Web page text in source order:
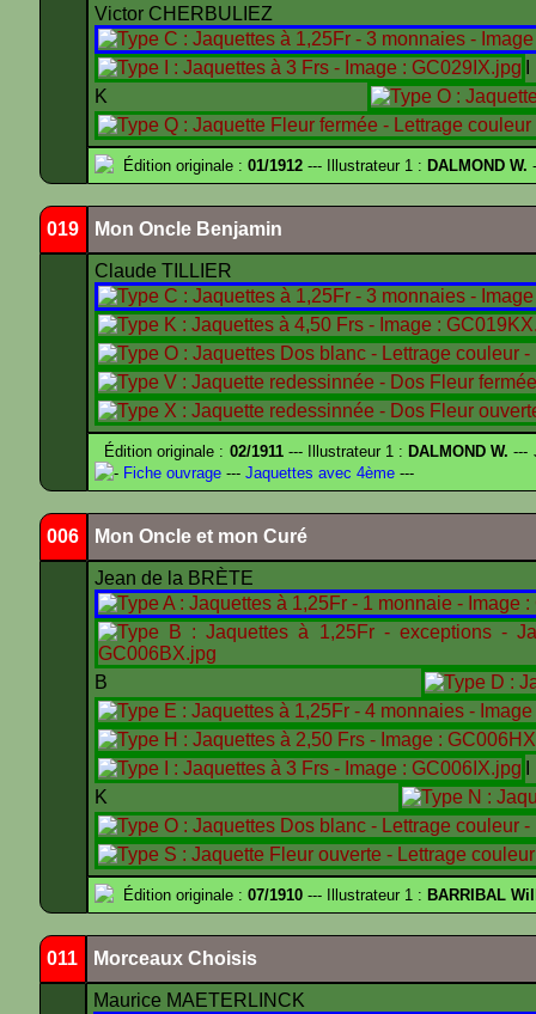
Victor CHERBULIEZ
K
Édition originale : 01/1912 --- Illustrateur 1 : DALMOND W.
019 Mon Oncle Benjamin
Claude TILLIER
Édition originale : 02/1911--- Illustrateur 1 : DALMOND W. ---
- Fiche ouvrage --- Jaquettes avec 4ème ---
006 Mon Oncle et mon Curé
Jean de la BRÈTE
B
K
Édition originale : 07/1910 --- Illustrateur 1 : BARRIBAL
011 Morceaux Choisis
Maurice MAETERLINCK